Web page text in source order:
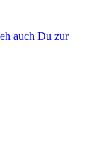
auch Du zur